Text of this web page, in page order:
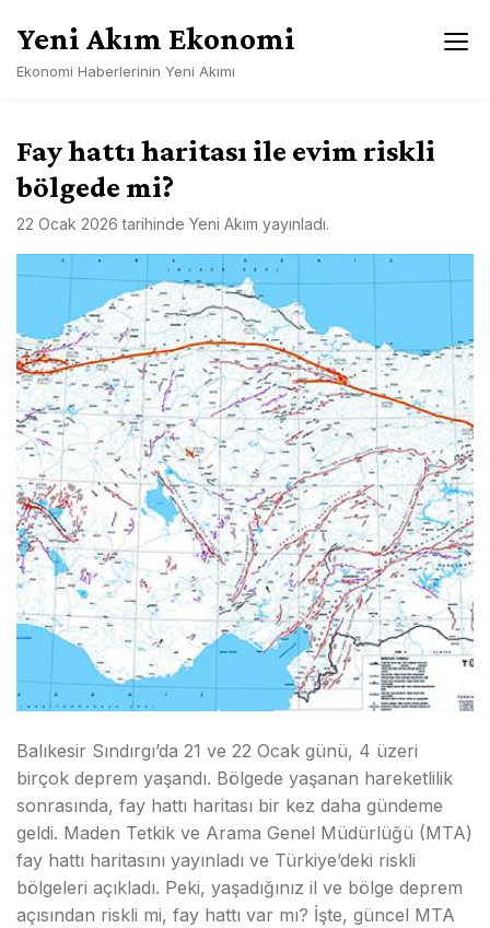
content
Yeni Akım Ekonomi
Ekonomi Haberlerinin Yeni Akımı
Fay hattı haritası ile evim riskli
bölgede mi?
22 Ocak 2026 tarihinde Yeni Akım yayınladı.
Balıkesir Sındırgı’da 21 ve 22 Ocak günü, 4 üzeri
birçok deprem yaşandı. Bölgede yaşanan hareketlilik
sonrasında, fay hattı haritası bir kez daha gündeme
geldi. Maden Tetkik ve Arama Genel Müdürlüğü (MTA)
fay hattı haritasını yayınladı ve Türkiye’deki riskli
bölgeleri açıkladı. Peki, yaşadığınız il ve bölge deprem
açısından riskli mi, fay hattı var mı? İşte, güncel MTA